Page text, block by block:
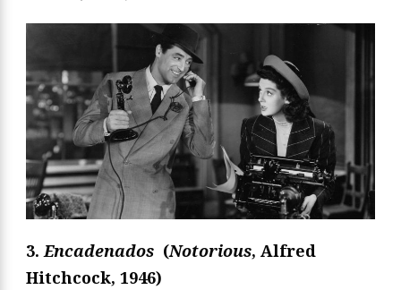
3.Encadenados (Notorious, Alfred
Hitchcock, 1946)